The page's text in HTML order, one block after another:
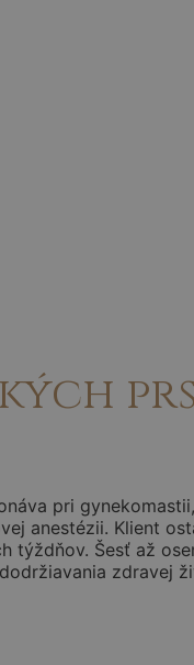
pri
anestézii. Klient
týždňov. Šesť až
zdravej